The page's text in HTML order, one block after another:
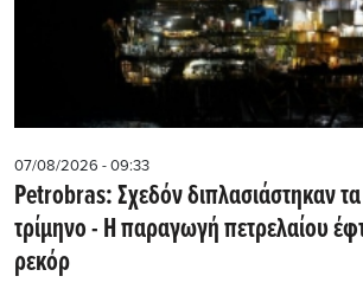
07/08/2026 - 09:33
Petrobras: Σχεδόν διπλασιάστηκαν τα
τρίμηνο - Η παραγωγή πετρελαίου
ρεκόρ